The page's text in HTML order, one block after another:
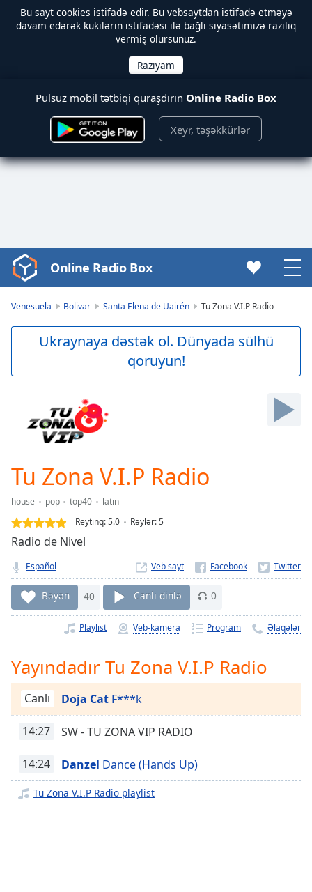
Bu sayt cookies istifadə edir. Bu vebsaytdan istifadə etməyə
davam edərək kukilərin istifadəsi ilə bağlı siyasətimizə razılıq
vermiş olursunuz.
Pulsuz mobil tətbiqi quraşdırın Online Radio Box
Xeyr, təşəkkürlər
Video
Player
Skip
Loaded :
0.00%
Stream
Seek to
live,
currently
behind
liveLIVE
1x
Playback
Rate
Chapters
Descriptions
Online Radio Box
Venesuela Bolivar Santa Elena de Uairén Tu Zona V.I.P Radio
Ukraynaya dəstək ol. Dünyada sülhü
qoruyun!
Tu Zona V.I.P Radio
house pop top40
latin
Reytinq:5.0 Rəylər:5
Radio de Nivel
Español Veb sayt
Bəyən 40 Canlı dinlə 0
Playlist Veb-kamera Program Əlaqələr
Yayındadır Tu Zona V.I.P Radio
Canlı Doja Cat F***k
14:27 SW - TU ZONA VIP RADIO
14:24 Danzel Dance (Hands Up)
Tu Zona V.I.P Radio playlist